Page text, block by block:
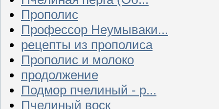
Прополис
Профессор Неумываки...
рецепты из прополиса
Прополис и молоко
продолжение
Подмор пчелиный - р...
Пчелиный воск